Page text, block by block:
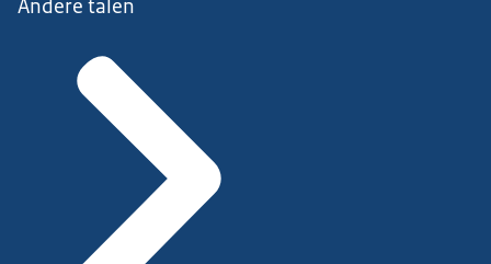
Andere talen